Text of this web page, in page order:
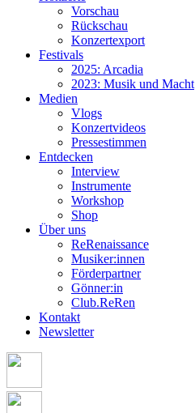
Vorschau
Rückschau
Konzertexport
Festivals
2025: Arcadia
2023: Musik und Macht
Medien
Vlogs
Konzertvideos
Pressestimmen
Entdecken
Interview
Instrumente
Workshop
Shop
Über uns
ReRenaissance
Musiker:innen
Förderpartner
Gönner:in
Club.ReRen
Kontakt
Newsletter